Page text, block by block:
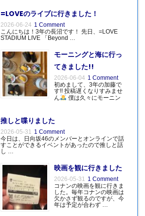
=LOVEのライブに行きました！
2026-06-24 1 Comment
こんにちは！3年の長沼です！ 先日、=LOVE
STADIUM LIVE 「Beyond …
モーニングと海に行っ
てきました!!
2026-06-04 1 Comment
初めまして、3年の加藤で
す!! 投稿遅くなりすみませ
ん
僕は久々にモーニン
推しと喋りました
2026-05-31 1 Comment
今日は、日向坂46のメンバーとオンラインで話
すことができるイベントがあったので推しと話
し …
映画を観に行きました
2026-05-31 1 Comment
コナンの映画を観に行きま
した。毎年コナンの映画は
欠かさず観るのですが、今
年は予定が合わず …